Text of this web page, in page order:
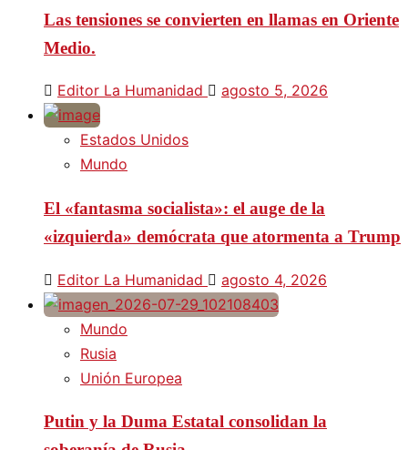
Las tensiones se convierten en llamas en Oriente
Medio.
Editor La Humanidad agosto 5, 2026
Estados Unidos
Mundo
El «fantasma socialista»: el auge de la
«izquierda» demócrata que atormenta a Trump
Editor La Humanidad agosto 4, 2026
Mundo
Rusia
Unión Europea
Putin y la Duma Estatal consolidan la